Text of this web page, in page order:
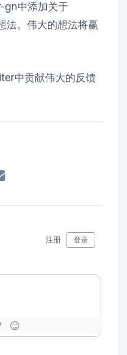
中添加关于
。伟大的想法将赢
中贡献伟大的反馈